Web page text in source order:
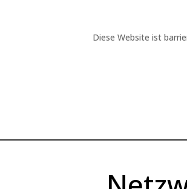
Diese Website ist